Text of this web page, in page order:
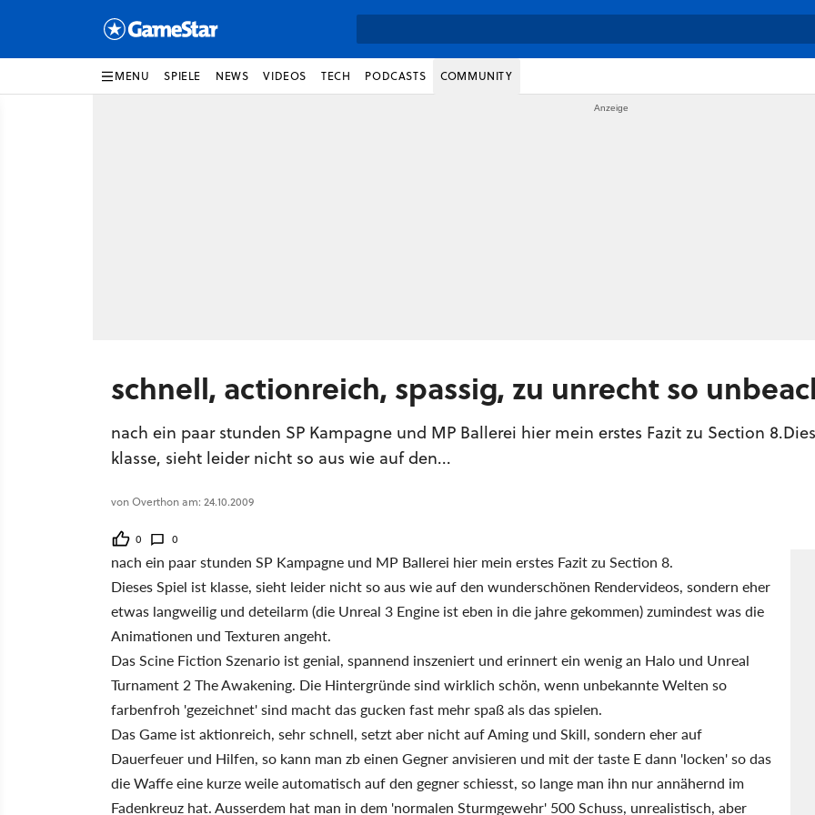
MENU SPIELE NEWS VIDEOS TECH PODCASTS COMMUNITY
schnell, actionreich, spassig, zu unrecht so
nach ein paar stunden SP Kampagne und MP Ballerei hier mein erstes Fazit zu Section
klasse, sieht leider nicht so aus wie auf den...
von Overthon am: 24.10.2009
0 0
nach ein paar stunden SP Kampagne und MP Ballerei hier mein erstes Fazit zu Section 8.
Dieses Spiel ist klasse, sieht leider nicht so aus wie auf den wunderschönen Rendervideos, sondern eher
etwas langweilig und deteilarm (die Unreal 3 Engine ist eben in die jahre gekommen) zumindest was die
Animationen und Texturen angeht.
Das Scine Fiction Szenario ist genial, spannend inszeniert und erinnert ein wenig an Halo und Unreal
Turnament 2 The Awakening. Die Hintergründe sind wirklich schön, wenn unbekannte Welten so
farbenfroh 'gezeichnet' sind macht das gucken fast mehr spaß als das spielen.
Das Game ist aktionreich, sehr schnell, setzt aber nicht auf Aming und Skill, sondern eher auf
Dauerfeuer und Hilfen, so kann man zb einen Gegner anvisieren und mit der taste E dann 'locken' so das
die Waffe eine kurze weile automatisch auf den gegner schiesst, so lange man ihn nur annähernd im
Fadenkreuz hat. Ausserdem hat man in dem 'normalen Sturmgewehr' 500 Schuss, unrealistisch, aber